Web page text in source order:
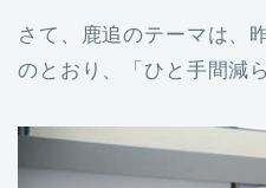
さて、鹿追のテーマは、
のとおり、「ひと手間減